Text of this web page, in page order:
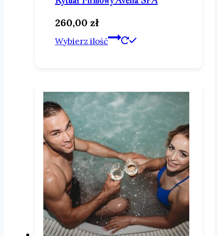
260,00 zł
Wybierz ilość
Ten
Opcje
można
wybrać
na
stronie
produktu